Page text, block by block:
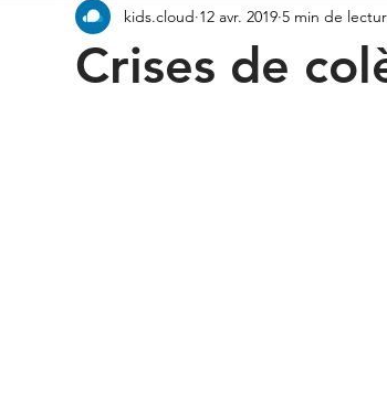
Crises de
kids.cloud 12 avr. 2019 5 min de